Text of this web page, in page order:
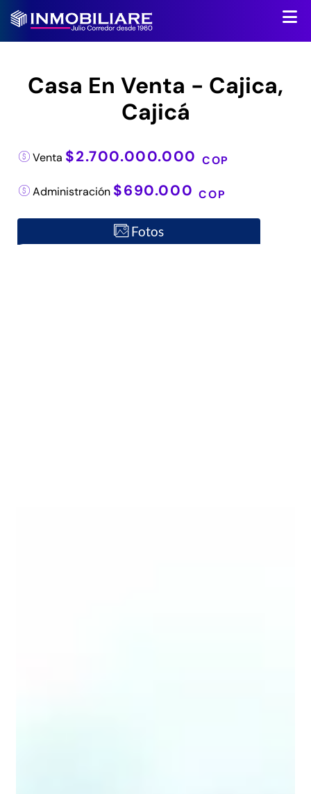
Casa En Venta - Cajica,
Cajicá
Venta $2.700.000.000 COP
Administración $690.000COP
Fotos